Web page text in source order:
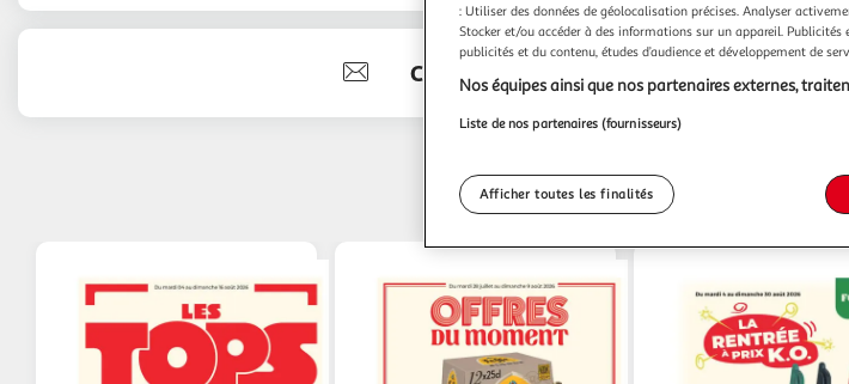
Contact Espace sourds
Les catalogues
: Utiliser des données de géolocalisation précises. Analyser
Stocker et/ou accéder à des informations sur un appareil. Publicités
publicités et du contenu, études d’audience et développement de
Nos équipes ainsi que nos partenaires externes,
Liste de nos partenaires (fournisseurs)
Afficher toutes les finalités